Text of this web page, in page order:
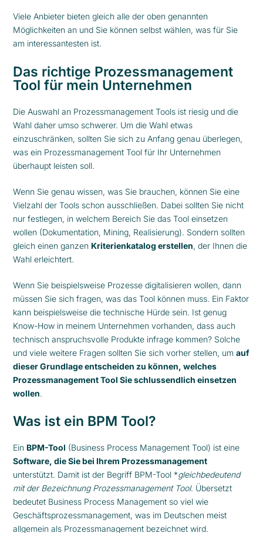
Viele Anbieter bieten gleich alle der oben genannten
Möglichkeiten an und Sie können selbst wählen, was für Sie
am interessantesten ist.
Das richtige Prozessmanagement
Tool für mein Unternehmen
Die Auswahl an Prozessmanagement Tools ist riesig und die
Wahl daher umso schwerer. Um die Wahl etwas
einzuschränken, sollten Sie sich zu Anfang genau überlegen,
was ein Prozessmanagement Tool für Ihr Unternehmen
überhaupt leisten soll.
Wenn Sie genau wissen, was Sie brauchen, können Sie eine
Vielzahl der Tools schon ausschließen. Dabei sollten Sie nicht
nur festlegen, in welchem Bereich Sie das Tool einsetzen
wollen (Dokumentation, Mining, Realisierung). Sondern sollten
gleich einen ganzen Kriterienkatalog erstellen, der Ihnen die
Wahl erleichtert.
Wenn Sie beispielsweise Prozesse digitalisieren wollen, dann
müssen Sie sich fragen, was das Tool können muss. Ein Faktor
kann beispielsweise die technische Hürde sein. Ist genug
Know-How in meinem Unternehmen vorhanden, dass auch
technisch anspruchsvolle Produkte infrage kommen? Solche
und viele weitere Fragen sollten Sie sich vorher stellen, umauf
dieser Grundlage entscheiden zu können, welches
Prozessmanagement Tool Sie schlussendlich einsetzen
wollen.
Was ist ein BPM Tool?
Ein BPM-Tool (Business Process Management Tool) ist eine
Software, die Sie bei Ihrem Prozessmanagement
unterstützt. Damit ist der Begriff BPM-Tool *gleichbedeutend
mit der Bezeichnung Prozessmanagement Tool. Übersetzt
bedeutet Business Process Management so viel wie
Geschäftsprozessmanagement, was im Deutschen meist
allgemein als Prozessmanagement bezeichnet wird.